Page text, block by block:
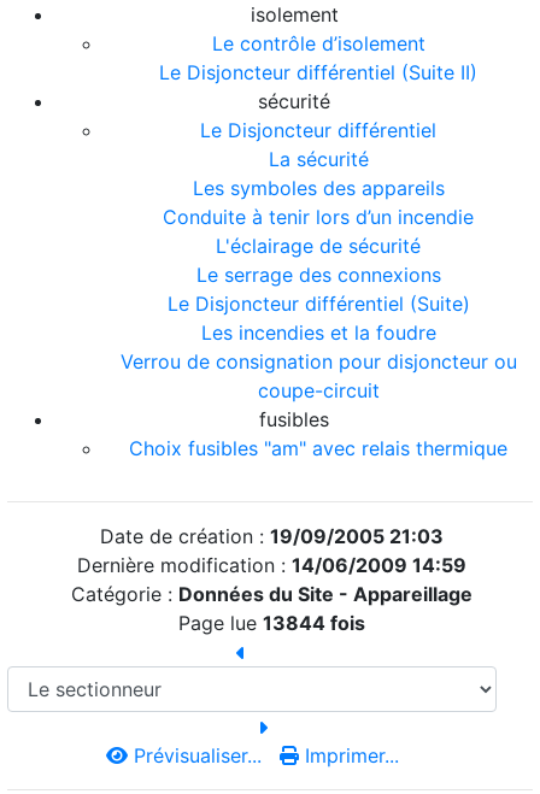
isolement
Le contrôle d’isolement
Le Disjoncteur différentiel (Suite II)
sécurité
Le Disjoncteur différentiel
La sécurité
Les symboles des appareils
Conduite à tenir lors d’un incendie
L'éclairage de sécurité
Le serrage des connexions
Le Disjoncteur différentiel (Suite)
Les incendies et la foudre
Verrou de consignation pour disjoncteur ou
coupe-circuit
fusibles
Choix fusibles "am" avec relais thermique
Date de création : 19/09/2005 21:03
Dernière modification : 14/06/2009 14:59
Catégorie : Données du Site - Appareillage
Page lue 13844 fois
Prévisualiser... Imprimer...